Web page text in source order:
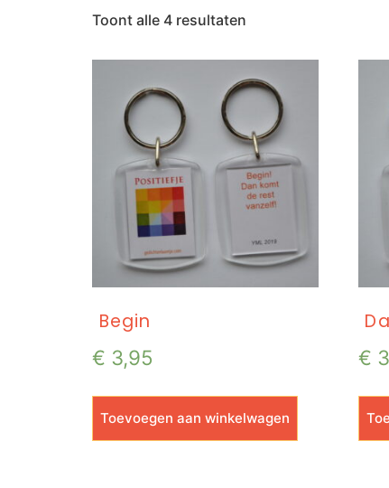
Toont alle 4 resultaten
Begin
€ 3,95
Toevoegen aan winkelwagen
€